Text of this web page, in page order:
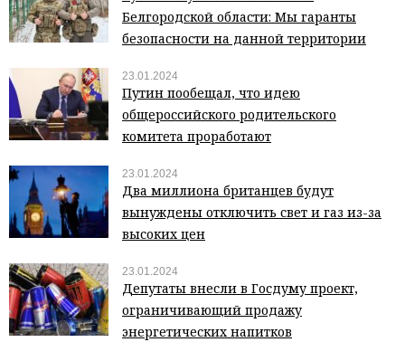
Белгородской области: Мы гаранты
безопасности на данной территории
23.01.2024
Путин пообещал, что идею
общероссийского родительского
комитета проработают
23.01.2024
Два миллиона британцев будут
вынуждены отключить свет и газ из-за
высоких цен
23.01.2024
Депутаты внесли в Госдуму проект,
ограничивающий продажу
энергетических напитков